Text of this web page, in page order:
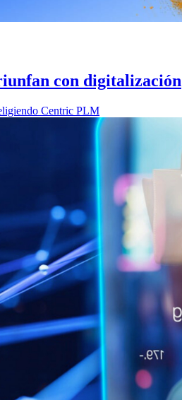
con digitalización
Centric PLM